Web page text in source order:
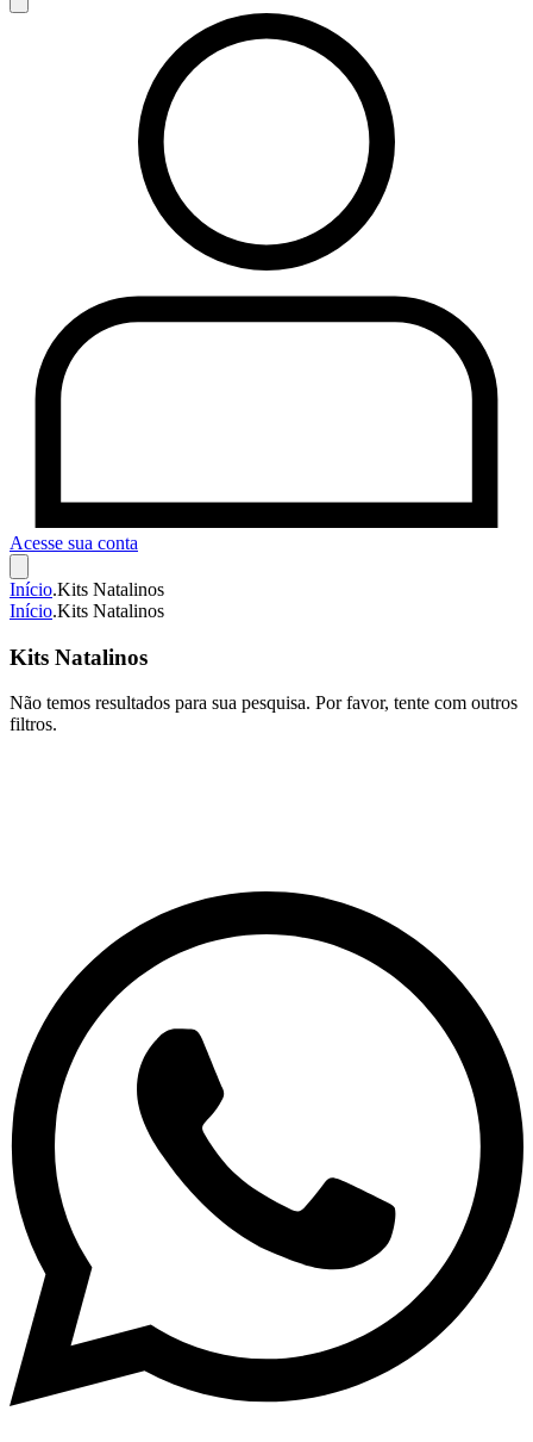
Acesse sua conta
Início.Kits Natalinos
Início.Kits Natalinos
Kits Natalinos
Não temos resultados para sua pesquisa. Por favor, tente com outros
filtros.